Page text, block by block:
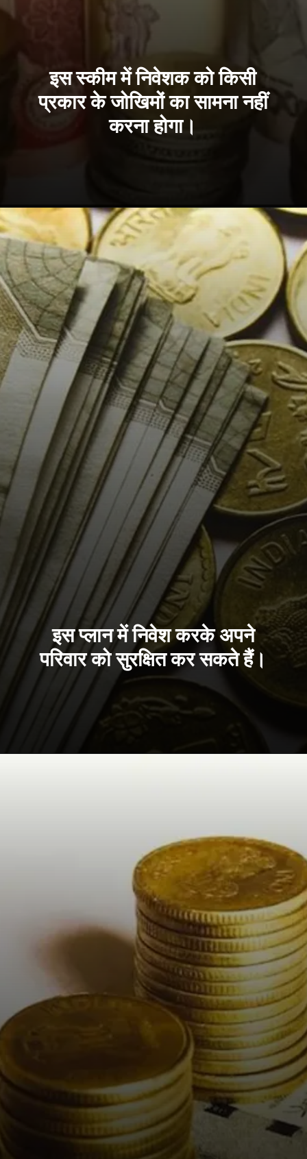
इस स्कीम में निवेशक को किसी
प्रकार के जोखिमों का सामना नहीं
करना होगा।
इस प्लान में निवेश करके अपने
परिवार को सुरक्षित कर सकते हैं।